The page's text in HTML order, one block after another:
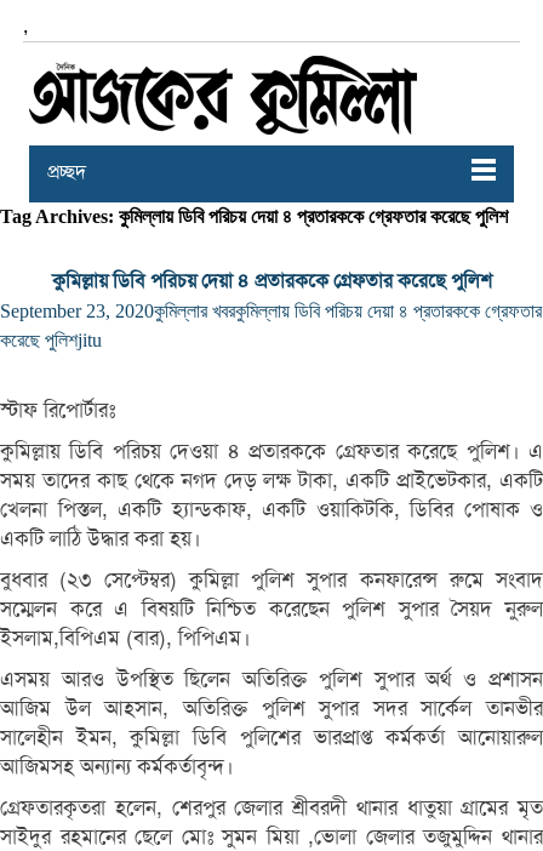
,
প্রচ্ছদ
Tag Archives: কুমিল্লায় ডিবি পরিচয় দেয়া ৪ প্রতারককে গ্রেফতার করেছে পুলিশ
কুমিল্লায় ডিবি পরিচয় দেয়া ৪ প্রতারককে গ্রেফতার করেছে পুলিশ
September 23, 2020কুমিল্লার খবরকুমিল্লায় ডিবি পরিচয় দেয়া ৪ প্রতারককে গ্রেফতার
করেছে পুলিশjitu
স্টাফ রিপোর্টারঃ
কুমিল্লায় ডিবি পরিচয় দেওয়া ৪ প্রতারককে গ্রেফতার করেছে পুলিশ। এ
সময় তাদের কাছ থেকে নগদ দেড় লক্ষ টাকা, একটি প্রাইভেটকার, একটি
খেলনা পিস্তল, একটি হ্যান্ডকাফ, একটি ওয়াকিটকি, ডিবির পোষাক ও
একটি লাঠি উদ্ধার করা হয়।
বুধবার (২৩ সেপ্টেম্বর) কুমিল্লা পুলিশ সুপার কনফারেন্স রুমে সংবাদ
সম্মেলন করে এ বিষয়টি নিশ্চিত করেছেন পুলিশ সুপার সৈয়দ নুরুল
ইসলাম,বিপিএম (বার), পিপিএম।
এসময় আরও উপস্থিত ছিলেন অতিরিক্ত পুলিশ সুপার অর্থ ও প্রশাসন
আজিম উল আহসান, অতিরিক্ত পুলিশ সুপার সদর সার্কেল তানভীর
সালেহীন ইমন, কুমিল্লা ডিবি পুলিশের ভারপ্রাপ্ত কর্মকর্তা আনোয়ারুল
আজিমসহ অন্যান্য কর্মকর্তাবৃন্দ।
গ্রেফতারকৃতরা হলেন, শেরপুর জেলার শ্রীবরদী থানার ধাতুয়া গ্রামের মৃত
সাইদুর রহমানের ছেলে মোঃ সুমন মিয়া ,ভোলা জেলার তজুমুদ্দিন থানার